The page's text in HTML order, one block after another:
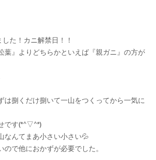
た！カニ解禁日！！
葉』よりどちらかといえば『親ガニ』の方が
は捌くだけ捌いて一山をつくってから一気に
です(*^▽^*)
なんてまあ小さい小さい💦
で他におかずが必要でした。